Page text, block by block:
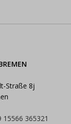
Straße 8j
15566 365321